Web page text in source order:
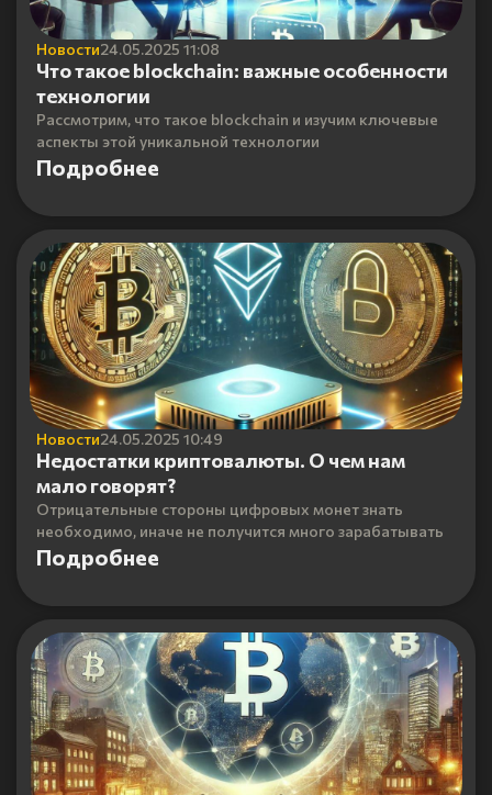
Новости24.05.2025 11:08
Что такое blockchain: важные особенности
технологии
Рассмотрим, что такое blockchain и изучим ключевые
аспекты этой уникальной технологии
Подробнее
Новости24.05.2025 10:49
Недостатки криптовалюты. О чем нам
мало говорят?
Отрицательные стороны цифровых монет знать
необходимо, иначе не получится много зарабатывать
Подробнее